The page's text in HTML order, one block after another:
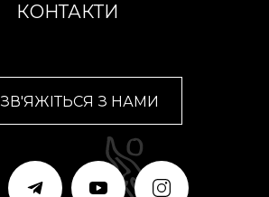
КОНТАКТИ
ЗВ'ЯЖІТЬСЯ З НАМИ